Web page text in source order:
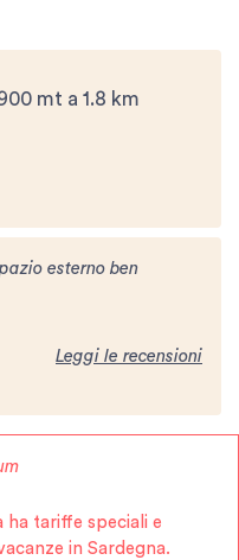
mt a 1.8 km
esterno ben
Leggi le recensioni
ha tariffe speciali e
in Sardegna.